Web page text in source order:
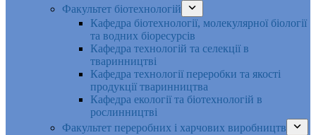
Факультет біотехнологій
Кафедра біотехнології, молекулярної біології
та водних біоресурсів
Кафедра технологій та селекції в
тваринництві
Кафедра технології переробки та якості
продукції тваринництва
Кафедра екології та біотехнологій в
рослинництві
Факультет переробних і харчових виробництв